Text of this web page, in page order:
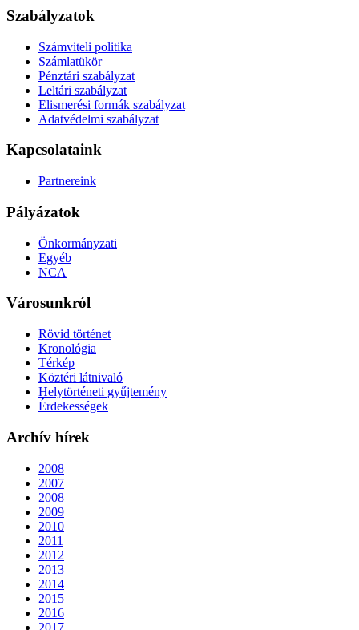
Szabályzatok
Számviteli politika
Számlatükör
Pénztári szabályzat
Leltári szabályzat
Elismerési formák szabályzat
Adatvédelmi szabályzat
Kapcsolataink
Partnereink
Pályázatok
Önkormányzati
Egyéb
NCA
Városunkról
Rövid történet
Kronológia
Térkép
Köztéri látnivaló
Helytörténeti gyűjtemény
Érdekességek
Archív hírek
2008
2007
2008
2009
2010
2011
2012
2013
2014
2015
2016
2017